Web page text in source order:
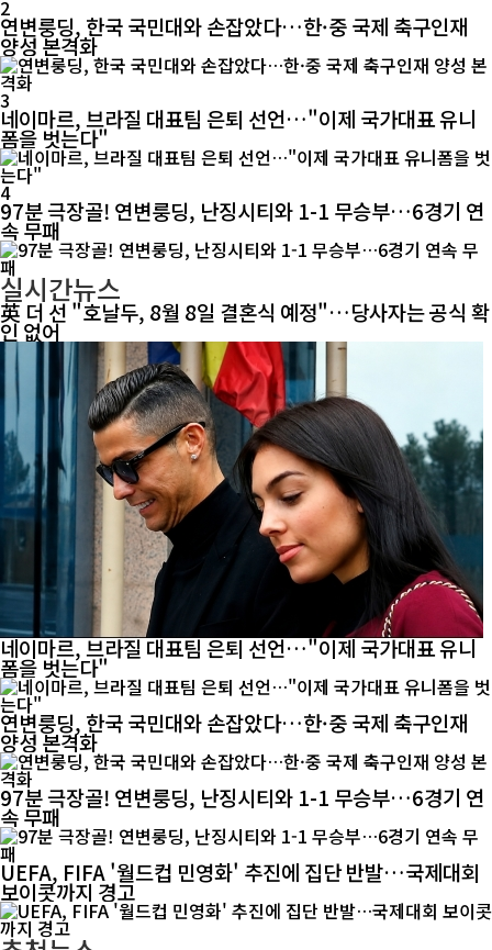
2
연변룽딩, 한국 국민대와 손잡았다…한·중 국제 축구인재
양성 본격화
3
네이마르, 브라질 대표팀 은퇴 선언…"이제 국가대표 유니
폼을 벗는다"
4
97분 극장골! 연변룽딩, 난징시티와 1-1 무승부…6경기 연
속 무패
실시간뉴스
英 더 선 "호날두, 8월 8일 결혼식 예정"…당사자는 공식 확
인 없어
네이마르, 브라질 대표팀 은퇴 선언…"이제 국가대표 유니
폼을 벗는다"
연변룽딩, 한국 국민대와 손잡았다…한·중 국제 축구인재
양성 본격화
97분 극장골! 연변룽딩, 난징시티와 1-1 무승부…6경기 연
속 무패
UEFA, FIFA '월드컵 민영화' 추진에 집단 반발…국제대회
보이콧까지 경고